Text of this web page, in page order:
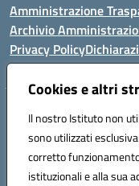
Cookies e altri
Il nostro Istituto non
sono utilizzati
corretto
istituzionali e alla sua
Amministrazione
Archivio
Privacy Policy
Istituto Comprensivo
Via Cupa Campanariello,
Tel. +39 0818834377 -
Email: